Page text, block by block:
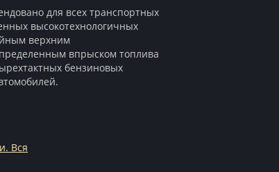
для всех транспортных
высокотехнологичных
верхним
впрыском топлива
бензиновых
Вся